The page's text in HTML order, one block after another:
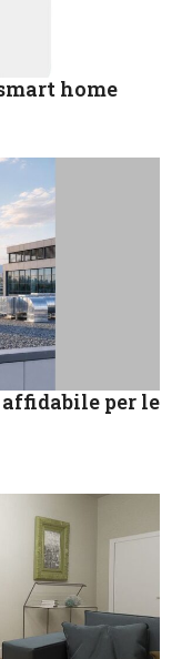
home
affidabile per le